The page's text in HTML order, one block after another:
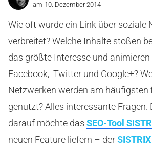
am 10. Dezember 2014
Wie oft wurde ein Link über soziale
verbreitet? Welche Inhalte stoßen
das größte Interesse und
Facebook, Twitter und Google+?
Netzwerken werden am häufigsten
genutzt? Alles interessante Fragen.
darauf möchte das SEO-Tool
neuen Feature liefern – der